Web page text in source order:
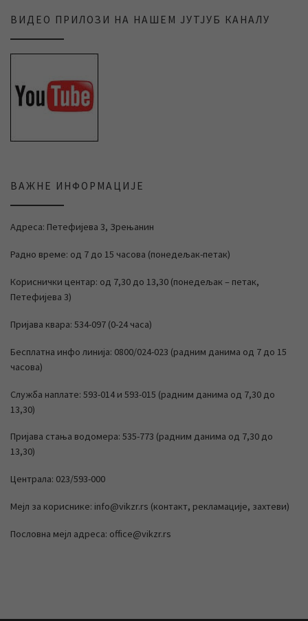
ВИДЕО ПРИЛОЗИ НА НАШЕМ ЈУТЈУБ КАНАЛУ
ВАЖНЕ ИНФОРМАЦИЈЕ
Адреса: Петефијева 3, Зрењанин
Радно време: од 7 до 15 часова (понедељак-петак)
Кориснички центар: од 7,30 до 13,30 (понедељак – петак,
Петефијева 3)
Пријава квара: 534-097 (0-24 часа)
Бесплатна инфо линија: 0800/024-023 (радним данима од 7 до 15
часова)
Служба наплате: 593-014 и 593-015 (радним данима од 7,30 до
13,30)
Пријава стања водомера: 535-773 (радним данима од 7,30 до
13,30)
Централа: 023/593-000
Мејл за кориснике: info@vikzr.rs (контакт, рекламације, захтеви)
Пословна мејл адреса: office@vikzr.rs